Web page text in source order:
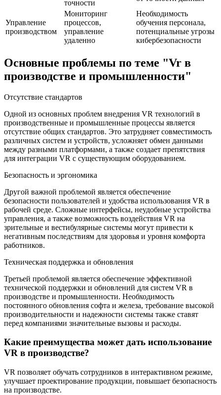
точности
Управление
производством
Мониторинг
процессов,
управление
удаленно
Необходимость
обучения персонала,
потенциальные угрозы
кибербезопасности
Основные проблемы по теме "Vr в
производстве и промышленности"
Отсутствие стандартов
Одной из основных проблем внедрения VR технологий в
производственные и промышленные процессы является
отсутствие общих стандартов. Это затрудняет совместимость
различных систем и устройств, усложняет обмен данными
между разными платформами, а также создает препятствия
для интеграции VR с существующим оборудованием.
Безопасность и эргономика
Другой важной проблемой является обеспечение
безопасности пользователей и удобства использования VR в
рабочей среде. Сложные интерфейсы, неудобные устройства
управления, а также возможность воздействия VR на
зрительные и вестибулярные системы могут привести к
негативным последствиям для здоровья и уровня комфорта
работников.
Техническая поддержка и обновления
Третьей проблемой является обеспечение эффективной
технической поддержки и обновлений для систем VR в
производстве и промышленности. Необходимость
постоянного обновления софта и железа, требование высокой
производительности и надежности системы также ставят
перед компаниями значительные вызовы и расходы.
Какие преимущества может дать использование
VR в производстве?
VR позволяет обучать сотрудников в интерактивном режиме,
улучшает проектирование продукции, повышает безопасность
на производстве.